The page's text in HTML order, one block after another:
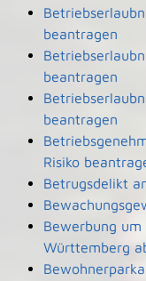
beantragen
beantragen
beantragen
Risiko
Betrugsdelikt
Bewerbung
Württemberg